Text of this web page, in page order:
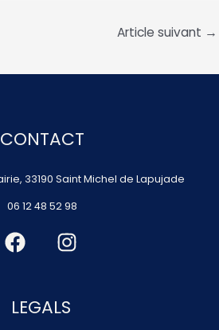
Article suivant →
CONTACT
33190 Saint Michel de Lapujade
06 12 48 52 98
LEGALS